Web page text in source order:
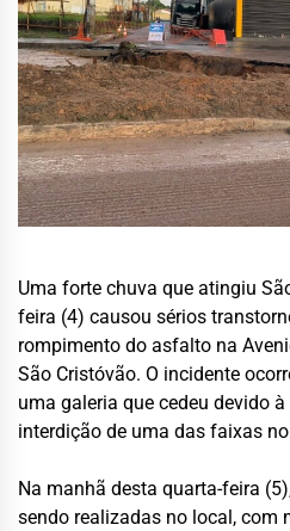
Uma forte chuva que atingiu
feira (4) causou sérios
rompimento do asfalto na
São Cristóvão. O incidente
uma galeria que cedeu devido
interdição de uma das faixas
Na manhã desta quarta-feira
sendo realizadas no local, com